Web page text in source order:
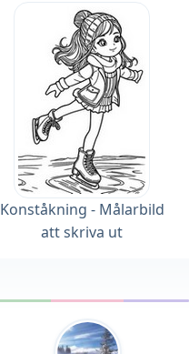
Konståkning - Målarbild
att skriva ut